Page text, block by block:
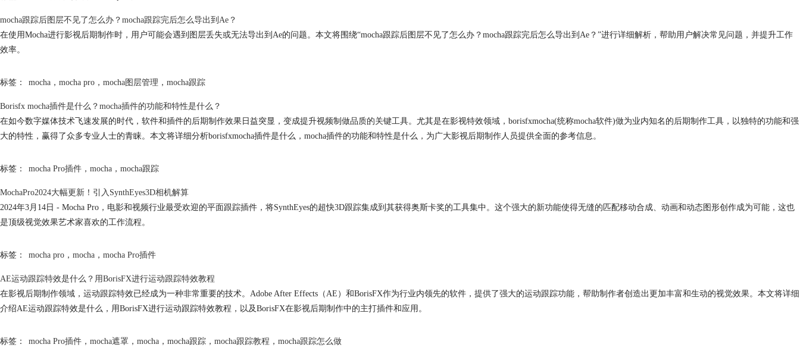
mocha跟踪后图层不见了怎么办？ mocha跟踪完后怎么导出到Ae？
在使用Mocha进行影视后期制作时，用户可能会遇到图层丢失或无法导出到Ae的问题。本文将围绕“mocha跟踪后图层不见了怎么办？ mocha跟踪完后怎么导出到Ae？”进行详细解析，帮助用户解决常见问题，并提升工作
效率。
标签： mocha ， mocha pro ， mocha图层管理 ， mocha跟踪
Borisfx mocha插件是什么？ mocha插件的功能和特性是什么？
在如今数字媒体技术飞速发展的时代，软件和插件的后期制作效果日益突显，变成提升视频制做品质的关键工具。尤其是在影视特效领域，borisfxmocha(统称mocha软件)做为业内知名的后期制作工具，以独特的功能和强
大的特性，赢得了众多专业人士的青睐。本文将详细分析borisfxmocha插件是什么， mocha插件的功能和特性是什么，为广大影视后期制作人员提供全面的参考信息。
标签： mocha Pro插件 ， mocha ， mocha跟踪
MochaPro2024大幅更新！引入SynthEyes3D相机解算
2024年3月14日 - Mocha Pro，电影和视频行业最受欢迎的平面跟踪插件，将SynthEyes的超快3D跟踪集成到其获得奥斯卡奖的工具集中。这个强大的新功能使得无缝的匹配移动合成、动画和动态图形创作成为可能，这也
是顶级视觉效果艺术家喜欢的工作流程。
标签： mocha pro ， mocha ， mocha Pro插件
AE运动跟踪特效是什么？用BorisFX进行运动跟踪特效教程
在影视后期制作领域，运动跟踪特效已经成为一种非常重要的技术。Adobe After Effects（AE）和BorisFX作为行业内领先的软件，提供了强大的运动跟踪功能，帮助制作者创造出更加丰富和生动的视觉效果。本文将详细
介绍AE运动跟踪特效是什么，用BorisFX进行运动跟踪特效教程，以及BorisFX在影视后期制作中的主打插件和应用。
标签： mocha Pro插件 ， mocha遮罩 ， mocha ， mocha跟踪 ， mocha跟踪教程 ， mocha跟踪怎么做